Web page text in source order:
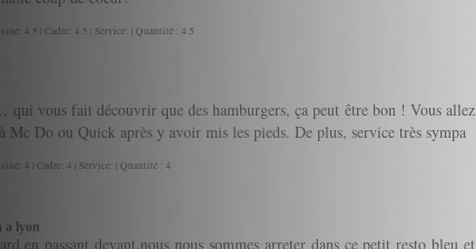
4.5 | Cadre: 4.5 | Service: | Quantité : 4.5
qui vous fait découvrir que des hamburgers, ça peut être bon ! Vous allez
Mc Do ou Quick après y avoir mis les pieds. De plus, service très sympa
4 | Cadre: 4 | Service: | Quantité : 4
a lyon
en passant devant.nous nous sommes arreter dans ce petit resto bleu et